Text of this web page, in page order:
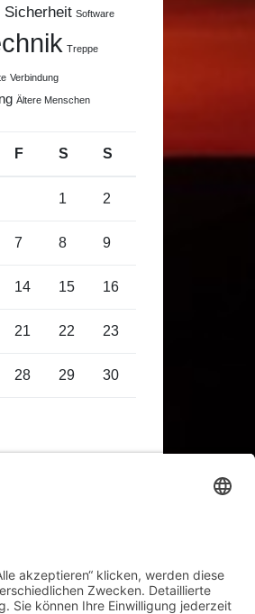
Sicherheit Software
Treppe
Verbindung
Ältere Menschen
F S S
1 2
7 8 9
14 15 16
21 22 23
28 29 30